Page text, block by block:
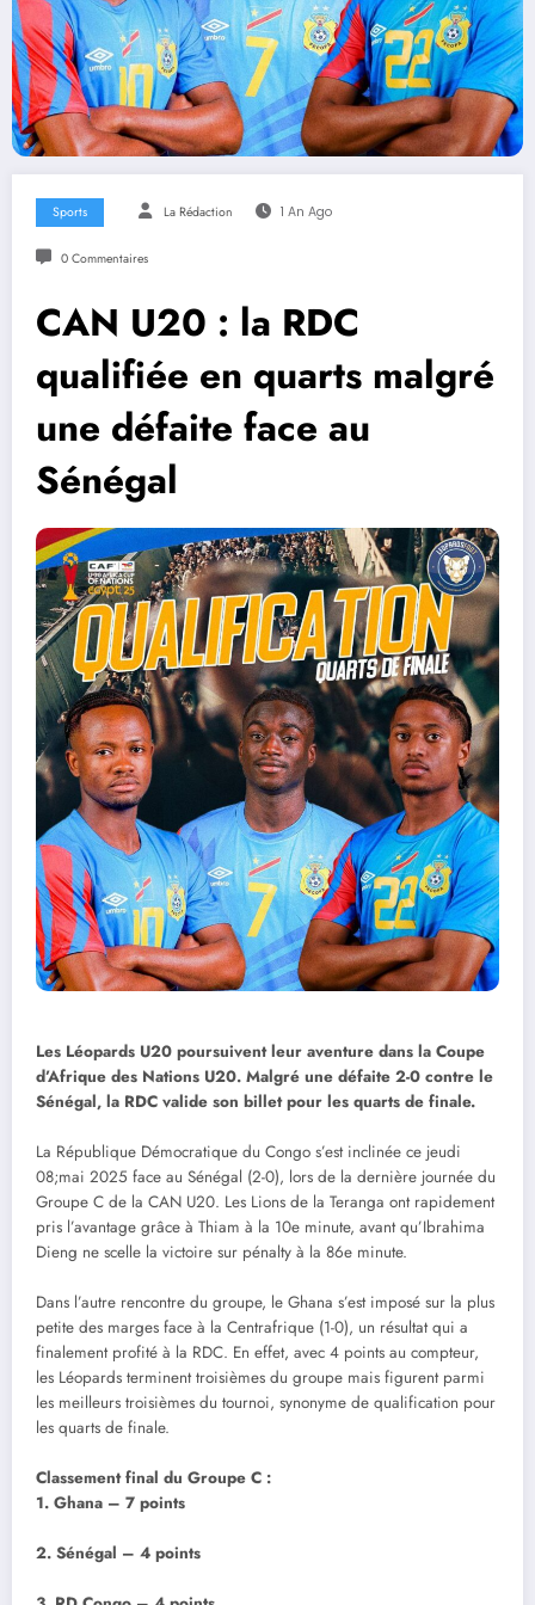
Sports La Rédaction 1 An Ago
0 Commentaires
CAN U20 : la RDC
qualifiée en quarts malgré
une défaite face au
Sénégal
Les Léopards U20 poursuivent leur aventure dans la Coupe
d’Afrique des Nations U20. Malgré une défaite 2-0 contre le
Sénégal, la RDC valide son billet pour les quarts de finale.
La République Démocratique du Congo s’est inclinée ce jeudi
08;mai 2025 face au Sénégal (2-0), lors de la dernière journée du
Groupe C de la CAN U20. Les Lions de la Teranga ont rapidement
pris l’avantage grâce à Thiam à la 10e minute, avant qu’Ibrahima
Dieng ne scelle la victoire sur pénalty à la 86e minute.
Dans l’autre rencontre du groupe, le Ghana s’est imposé sur la plus
petite des marges face à la Centrafrique (1-0), un résultat qui a
finalement profité à la RDC. En effet, avec 4 points au compteur,
les Léopards terminent troisièmes du groupe mais figurent parmi
les meilleurs troisièmes du tournoi, synonyme de qualification pour
les quarts de finale.
Classement final du Groupe C :
1. Ghana – 7 points
2. Sénégal – 4 points